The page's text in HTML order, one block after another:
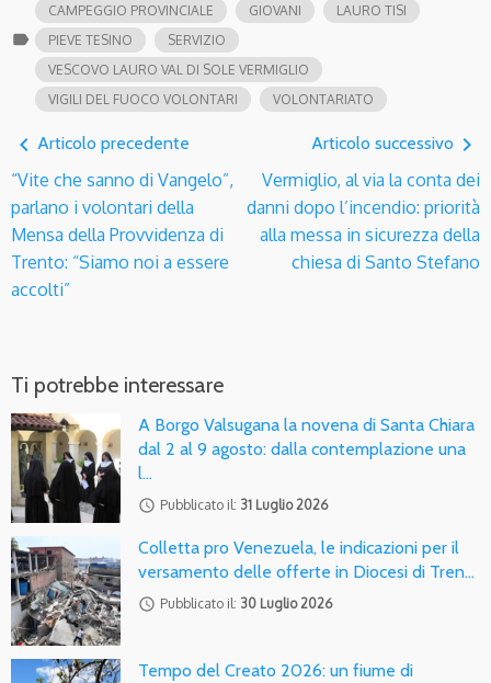
label
CAMPEGGIO PROVINCIALE
GIOVANI
LAURO TISI
PIEVE TESINO
SERVIZIO
VESCOVO LAURO VAL DI SOLE VERMIGLIO
VIGILI DEL FUOCO VOLONTARI
VOLONTARIATO
navigate_before Articolo precedente
“Vite che sanno di Vangelo”,
parlano i volontari della
Mensa della Provvidenza di
Trento: “Siamo noi a essere
accolti”
Articolo successivo navigate_next
Vermiglio, al via la conta dei
danni dopo l’incendio: priorità
alla messa in sicurezza della
chiesa di Santo Stefano
Ti potrebbe interessare
A Borgo Valsugana la novena di Santa Chiara
dal 2 al 9 agosto: dalla contemplazione una
l…
access_time Pubblicato il: 31 Luglio 2026
Colletta pro Venezuela, le indicazioni per il
versamento delle offerte in Diocesi di Tren…
access_time Pubblicato il: 30 Luglio 2026
Tempo del Creato 2026: un fiume di